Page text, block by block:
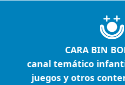
CARA BIN
canal temático
juegos y otros